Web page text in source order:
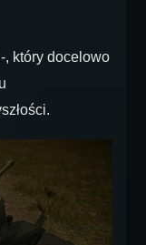
, który docelowo